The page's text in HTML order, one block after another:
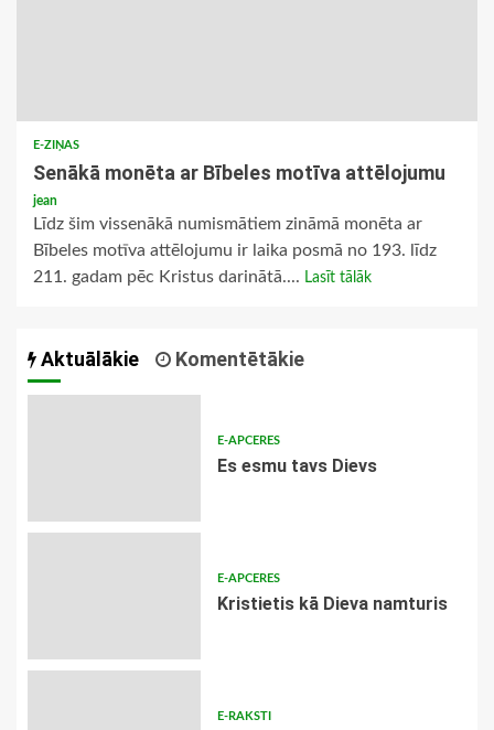
E-ZIŅAS
Senākā monēta ar Bībeles motīva attēlojumu
jean
Līdz šim vissenākā numismātiem zināmā monēta ar
Bībeles motīva attēlojumu ir laika posmā no 193. līdz
211. gadam pēc Kristus darinātā.... Lasīt tālāk
Aktuālākie Komentētākie
E-APCERES
Es esmu tavs Dievs
E-APCERES
Kristietis kā Dieva namturis
E-RAKSTI